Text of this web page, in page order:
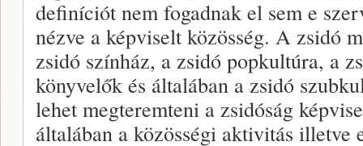
definíciót nem fogadnak el sem e
nézve a képviselt közösség. A zsidó
zsidó színház, a zsidó popkultúra, a
könyvelők és általában a zsidó
lehet megteremteni a zsidóság
általában a közösségi aktivitás